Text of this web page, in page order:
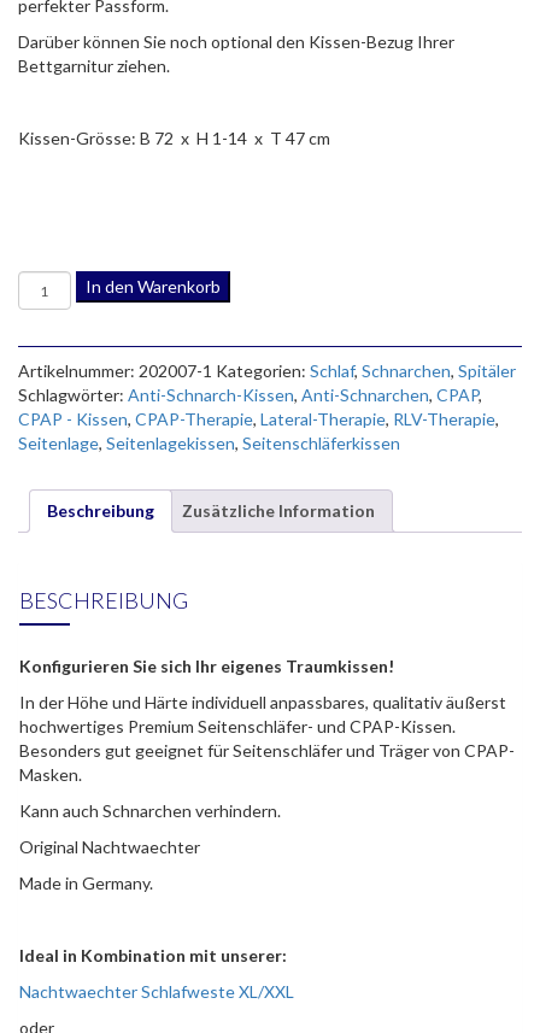
perfekter Passform.
Darüber können Sie noch optional den Kissen-Bezug Ihrer
Bettgarnitur ziehen.
Kissen-Grösse: B 72 x H 1-14 x T 47 cm
CPAP-
und
LINA
mit
2
grauen
Kissenbezügen
In den Warenkorb
Artikelnummer: 202007-1 Kategorien: Schlaf, Schnarchen, Spitäler
Schlagwörter: Anti-Schnarch-Kissen, Anti-Schnarchen, CPAP,
CPAP - Kissen, CPAP-Therapie, Lateral-Therapie, RLV-Therapie,
Seitenlage, Seitenlagekissen, Seitenschläferkissen
Beschreibung Zusätzliche Information
BESCHREIBUNG
Konfigurieren Sie sich Ihr eigenes Traumkissen!
In der Höhe und Härte individuell anpassbares, qualitativ äußerst
hochwertiges Premium Seitenschläfer- und CPAP-Kissen.
Besonders gut geeignet für Seitenschläfer und Träger von CPAP-
Masken.
Kann auch Schnarchen verhindern.
Original Nachtwaechter
Made in Germany.
Ideal in Kombination mit unserer:
Nachtwaechter Schlafweste XL/XXL
oder